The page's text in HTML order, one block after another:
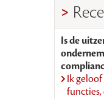
Is de
Ik
functies,